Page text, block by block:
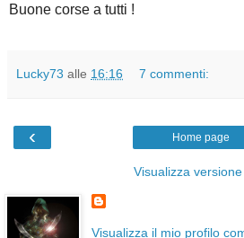
Buone corse a tutti !
Lucky73 alle 16:16 7 commenti:
‹ Home page
Visualizza
Visualizza il mio profilo